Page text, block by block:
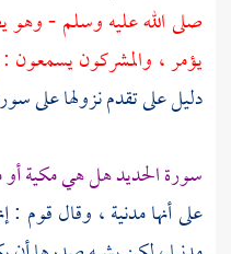
صلى الله عليه وسلم - وهو
يؤمر ، والمشركون يسمعون :
دليل على تقدم نزولها على
سورة الحديد هل هي مكية أو
على أنها مدنية ، وقال قوم :